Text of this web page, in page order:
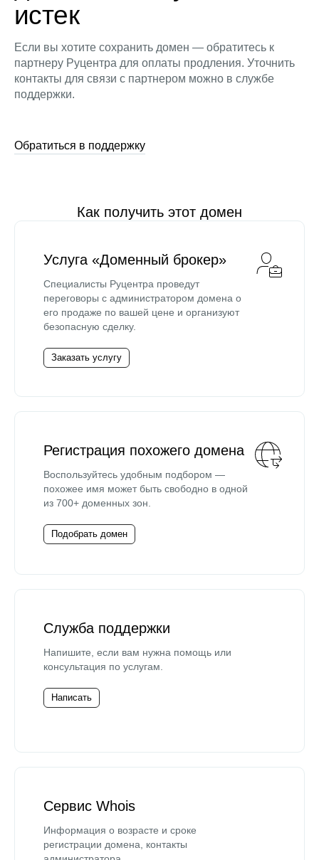
истек
Если вы хотите сохранить домен — обратитесь к
партнеру Руцентра для оплаты продления. Уточнить
контакты для связи с партнером можно в службе
поддержки.
Обратиться в поддержку
Как получить этот домен
Услуга «Доменный брокер»
Специалисты Руцентра проведут
переговоры с администратором домена о
его продаже по вашей цене и организуют
безопасную сделку.
Заказать услугу
Регистрация похожего домена
Воспользуйтесь удобным подбором —
похожее имя может быть свободно в одной
из 700+ доменных зон.
Подобрать домен
Служба поддержки
Напишите, если вам нужна помощь или
консультация по услугам.
Написать
Сервис Whois
Информация о возрасте и сроке
регистрации домена, контакты